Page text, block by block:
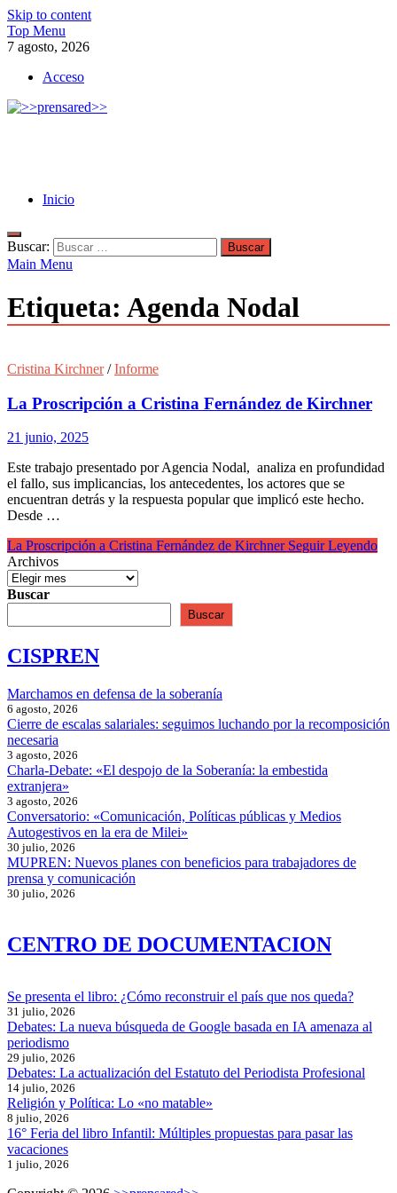
Skip to content
Top Menu
7 agosto, 2026
Acceso
Inicio
Buscar:
Main Menu
Etiqueta: Agenda Nodal
Cristina Kirchner/Informe
La Proscripción a Cristina Fernández de Kirchner
21 junio, 2025
Este trabajo presentado por Agencia Nodal, analiza en profundidad
el fallo, sus implicancias, los antecedentes, los actores que se
encuentran detrás y la respuesta popular que implicó este hecho.
Desde …
La Proscripción a Cristina Fernández de KirchnerSeguir Leyendo
Archivos
Buscar
Buscar
CISPREN
Marchamos en defensa de la soberanía
6 agosto, 2026
Cierre de escalas salariales: seguimos luchando por la recomposición
necesaria
3 agosto, 2026
Charla-Debate: «El despojo de la Soberanía: la embestida
extranjera»
3 agosto, 2026
Conversatorio: «Comunicación, Políticas públicas y Medios
Autogestivos en la era de Milei»
30 julio, 2026
MUPREN: Nuevos planes con beneficios para trabajadores de
prensa y comunicación
30 julio, 2026
CENTRO DE DOCUMENTACION
Se presenta el libro: ¿Cómo reconstruir el país que nos queda?
31 julio, 2026
Debates: La nueva búsqueda de Google basada en IA amenaza al
periodismo
29 julio, 2026
Debates: La actualización del Estatuto del Periodista Profesional
14 julio, 2026
Religión y Política: Lo «no matable»
8 julio, 2026
16° Feria del libro Infantil: Múltiples propuestas para pasar las
vacaciones
1 julio, 2026